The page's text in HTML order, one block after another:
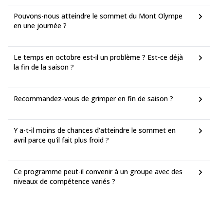
Pouvons-nous atteindre le sommet du Mont Olympe
en une journée ?
Le temps en octobre est-il un problème ? Est-ce déjà
la fin de la saison ?
Recommandez-vous de grimper en fin de saison ?
Y a-t-il moins de chances d'atteindre le sommet en
avril parce qu'il fait plus froid ?
Ce programme peut-il convenir à un groupe avec des
niveaux de compétence variés ?